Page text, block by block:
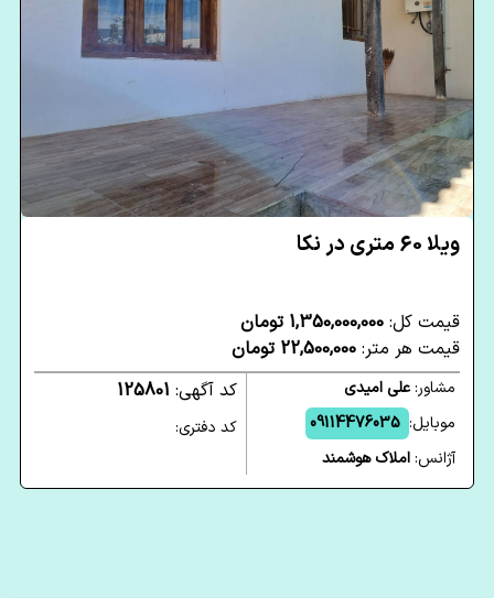
ویلا 60 متری در نکا
قیمت کل: 1,350,000,000 تومان
قیمت هر متر: 22,500,000 تومان
مشاور:علی امیدی
موبایل: 09114476035
آژانس:املاک هوشمند
کد آگهی: 125801
کد دفتری: